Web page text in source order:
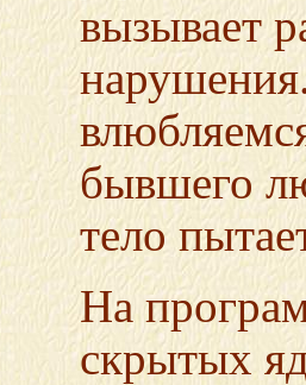
вызывает
бывшего
тело
На
скрытых